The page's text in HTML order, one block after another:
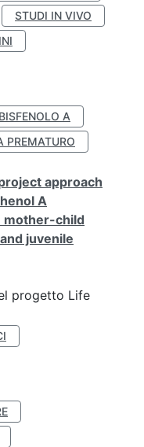
STUDI IN VIVO
BISFENOLO A
PREMATURO
approach
A
mother-child
juvenile
progetto Life